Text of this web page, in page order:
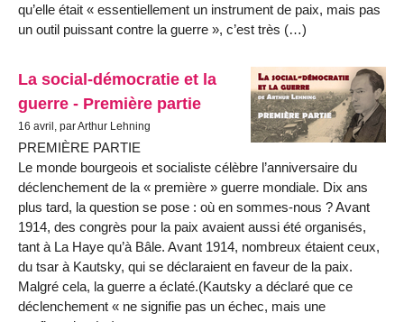
qu’elle était « essentiellement un instrument de paix, mais pas
un outil puissant contre la guerre », c’est très (…)
La social-démocratie et la
guerre - Première partie
16 avril, par Arthur Lehning
PREMIÈRE PARTIE
Le monde bourgeois et socialiste célèbre l’anniversaire du
déclenchement de la « première » guerre mondiale. Dix ans
plus tard, la question se pose : où en sommes-nous ? Avant
1914, des congrès pour la paix avaient aussi été organisés,
tant à La Haye qu’à Bâle. Avant 1914, nombreux étaient ceux,
du tsar à Kautsky, qui se déclaraient en faveur de la paix.
Malgré cela, la guerre a éclaté.(Kautsky a déclaré que ce
déclenchement « ne signifie pas un échec, mais une